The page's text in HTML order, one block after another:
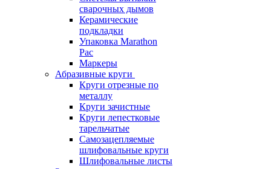
сварочных дымов
Керамические
подкладки
Упаковка Marathon
Pac
Маркеры
Абразивные круги
Круги отрезные по
металлу
Круги зачистные
Круги лепестковые
тарельчатые
Самозацепляемые
шлифовальные круги
Шлифовальные листы